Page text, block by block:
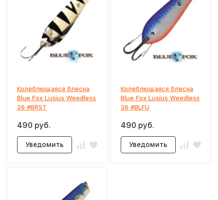
Колеблющаяся блесна
Blue Fox Lusius Weedless
26 #BRST
490 руб.
Уведомить
Колеблющаяся блесна
Blue Fox Lusius Weedless
26 #BLFU
490 руб.
Уведомить